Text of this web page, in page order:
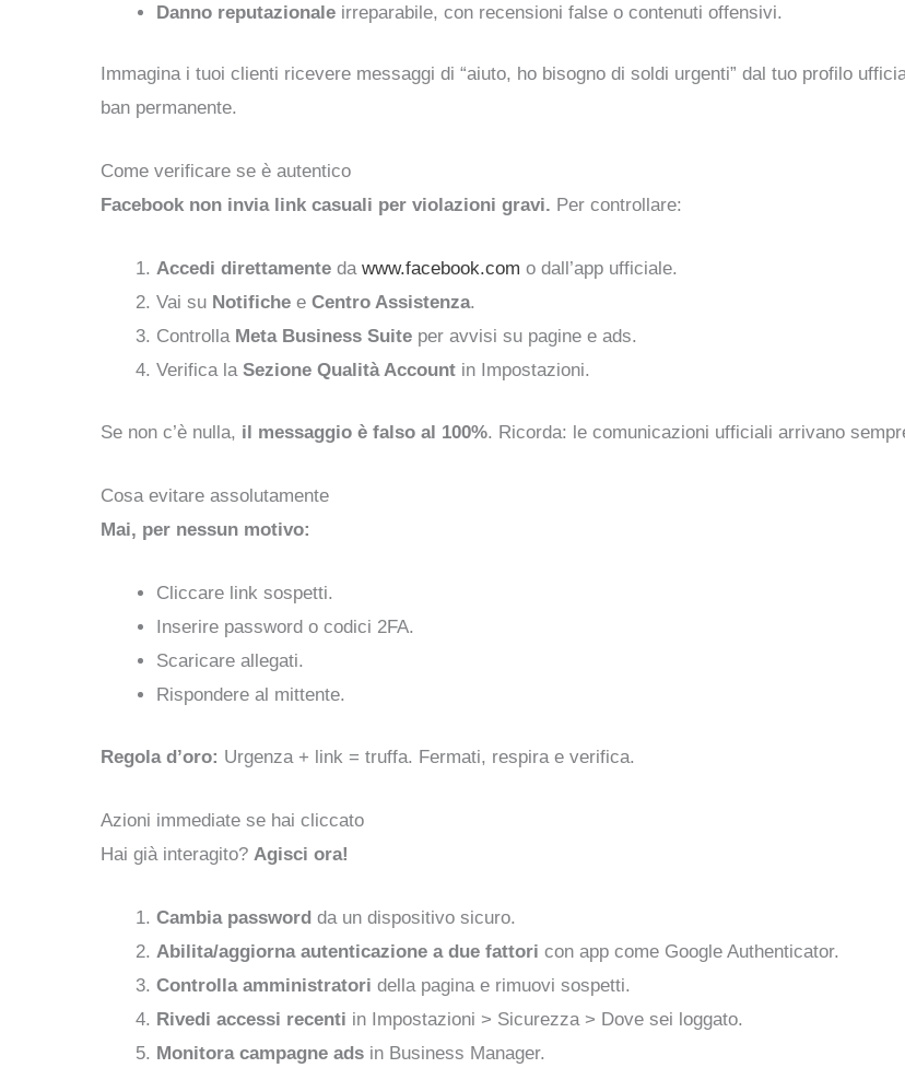
Danno reputazionale irreparabile, con recensioni false o contenuti offensivi.
Immagina i tuoi clienti ricevere messaggi di “aiuto, ho bisogno di soldi urgenti” dal tuo profilo
ban permanente.
Come verificare se è autentico
Facebook non invia link casuali per violazioni gravi. Per controllare:
Accedi direttamente da www.facebook.com o dall’app ufficiale.
Vai su Notifiche e Centro Assistenza.
Controlla Meta Business Suite per avvisi su pagine e ads.
Verifica la Sezione Qualità Account in Impostazioni.
Se non c’è nulla, il messaggio è falso al 100%. Ricorda: le comunicazioni ufficiali arrivano
Cosa evitare assolutamente
Mai, per nessun motivo:
Cliccare link sospetti.
Inserire password o codici 2FA.
Scaricare allegati.
Rispondere al mittente.
Regola d’oro: Urgenza + link = truffa. Fermati, respira e verifica.
Azioni immediate se hai cliccato
Hai già interagito? Agisci ora!
Cambia password da un dispositivo sicuro.
Abilita/aggiorna autenticazione a due fattori con app come Google Authenticator.
Controlla amministratori della pagina e rimuovi sospetti.
Rivedi accessi recenti in Impostazioni > Sicurezza > Dove sei loggato.
Monitora campagne ads in Business Manager.